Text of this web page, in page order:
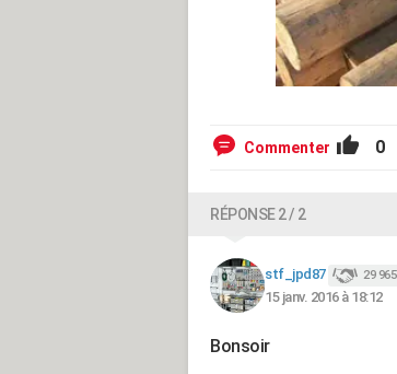
Commenter 0
RÉPONSE 2 / 2
stf_jpd87 29 965
15 janv. 2016 à 18:12
Bonsoir